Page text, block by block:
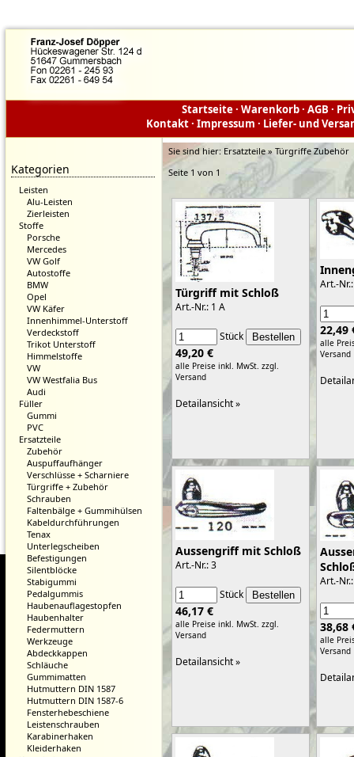
Startseite· Warenkorb· AGB ·
Kontakt· Impressum · Liefer- und
Kategorien
Leisten
Alu-Leisten
Zierleisten
Stoffe
Porsche
Mercedes
VW Golf
Autostoffe
BMW
Opel
VW Käfer
Innenhimmel-Unterstoff
Verdeckstoff
Trikot Unterstoff
Himmelstoffe
VW
VW Westfalia Bus
Audi
Füller
Gummi
PVC
Ersatzteile
Zubehör
Auspuffaufhänger
Verschlüsse + Scharniere
Türgriffe + Zubehör
Schrauben
Faltenbälge + Gummihülsen
Kabeldurchführungen
Tenax
Unterlegscheiben
Befestigungen
Silentblöcke
Stabigummi
Pedalgummis
Haubenauflagestopfen
Haubenhalter
Federmuttern
Werkzeuge
Abdeckkappen
Schläuche
Gummimatten
Hutmuttern DIN 1587
Hutmuttern DIN 1587-6
Fensterhebeschiene
Leistenschrauben
Karabinerhaken
Kleiderhaken
Sie sind hier: Ersatzteile » Türgriffe Zubehör
Seite 1 von 1
Türgriff mit Schloß
Art.-Nr.: 1 A
Stück
49,20 €
alle Preise inkl. MwSt. zzgl.
Versand
Detailansicht »
Art.-
22,49
alle
Versand
Aussengriff mit Schloß
Art.-Nr.: 3
Stück
46,17 €
alle Preise inkl. MwSt. zzgl.
Versand
Detailansicht »
Art.-
38,68
alle
Versand